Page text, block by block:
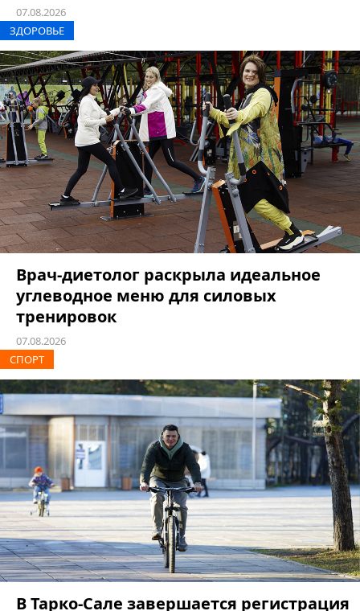
07.08.2026
ЗДОРОВЬЕ
Врач-диетолог раскрыла идеальное
углеводное меню для силовых
тренировок
07.08.2026
СПОРТ
В Тарко-Сале завершается регистрация